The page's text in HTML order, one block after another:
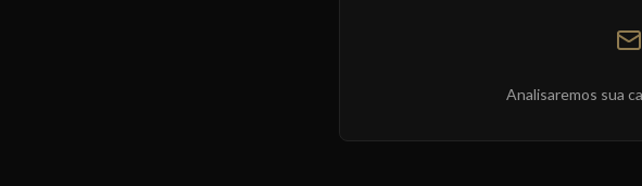
Analisaremos sua